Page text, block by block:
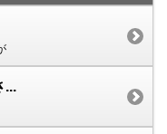
...